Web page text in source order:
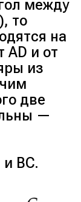
между
то
на
AD и от
из
две
—
BC.